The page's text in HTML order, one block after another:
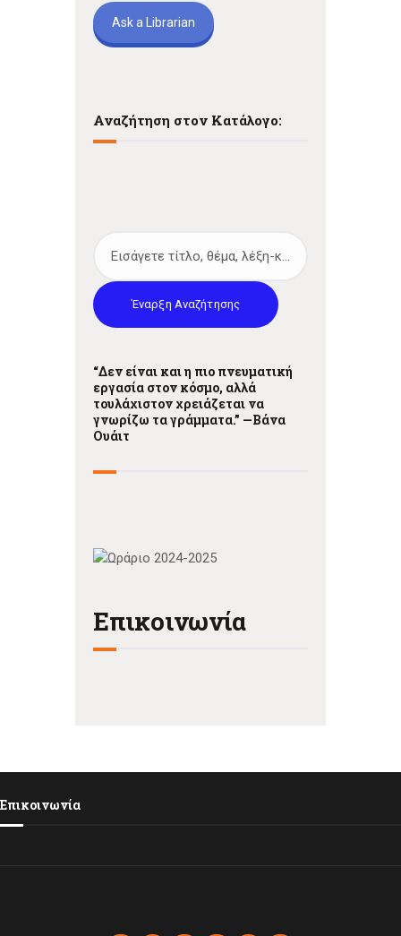
Ask a Librarian
Αναζήτηση στον Κατάλογο:
Έναρξη Αναζήτησης
“Δεν είναι και η πιο πνευματική
εργασία στον κόσμο, αλλά
τουλάχιστον χρειάζεται να
γνωρίζω τα γράμματα.” —Βάνα
Ουάιτ
Επικοινωνία
Επικοινωνία